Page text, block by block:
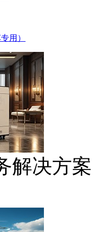
用）
解决方案